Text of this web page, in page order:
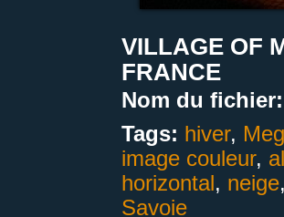
VILLAGE OF
FRANCE
Nom du fichier:
Tags: hiver,
image couleur,
horizontal, neige
Savoie